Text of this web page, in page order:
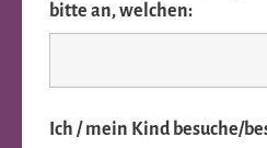
bitte an, welchen:
Ich / mein Kind besuche/